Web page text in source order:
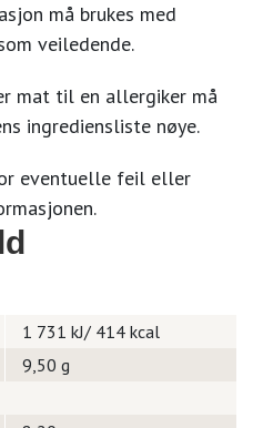
må brukes med
veiledende.
mat til en allergiker må
ingrediensliste nøye.
eventuelle feil eller
1 731 kJ/ 414 kcal
9,50 g